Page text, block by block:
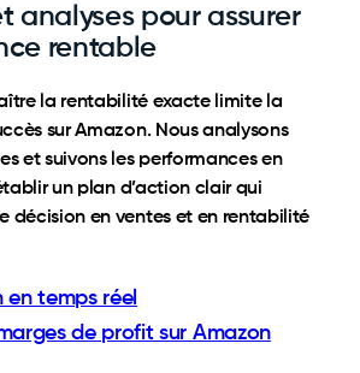
analyses pour assurer
rentable
la rentabilité exacte limite la
sur Amazon. Nous analysons
et suivons les performances en
un plan d’action clair qui
décision en ventes et en rentabilité
en temps réel
de profit sur Amazon